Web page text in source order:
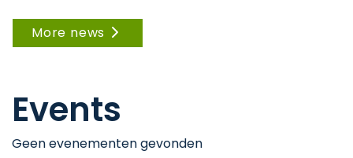
More news
Events
Geen evenementen gevonden